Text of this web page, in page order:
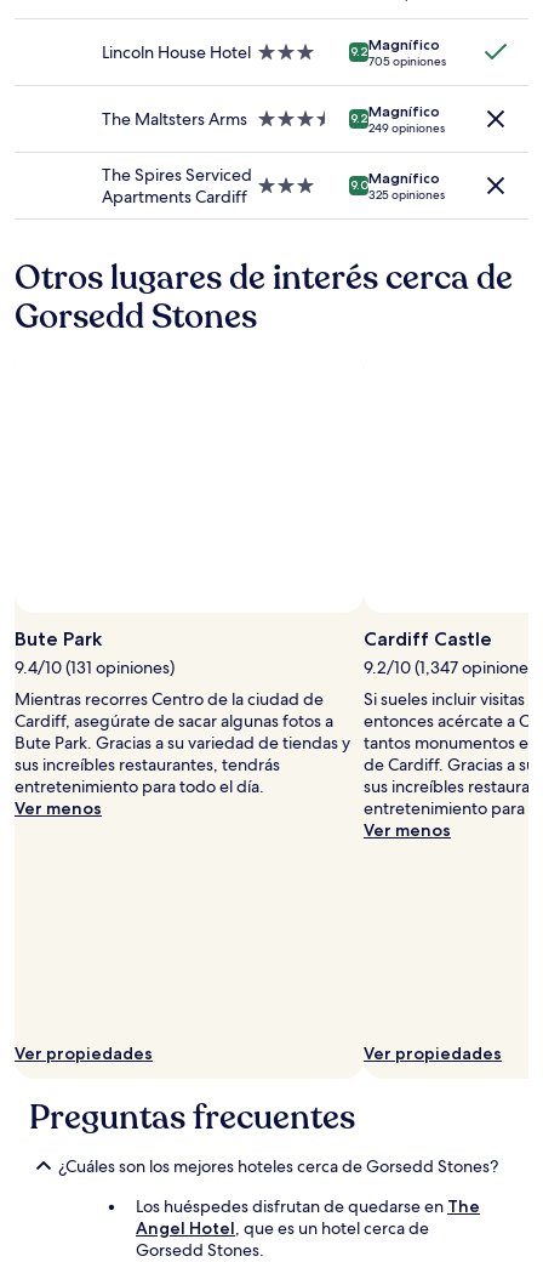
adultos.
y
disponibilidad
están
cambios.
términos
adicionales.
estrellas
Lincoln House Hotel Propiedad
estrellas
9.2Magnífico
705 opiniones
The Maltsters Arms Propiedad
estrellas
9.2Magnífico
249 opiniones
The Spires Serviced
Apartments Cardiff Propiedad
9.0Magnífico
325 opiniones
Otros lugares de interés cerca de
Gorsedd Stones
Bute Park
9.4/10 (131 opiniones)
Mientras recorres Centro de la ciudad de
Cardiff, asegúrate de sacar algunas fotos a
Bute Park. Gracias a su variedad de tiendas y
sus increíbles restaurantes, tendrás
entretenimiento para todo el día.
Ver menos
Ver propiedades
Cardiff Castle
9.2/10 (1,347 opiniones)
Si sueles incluir visitas
entonces acércate a
tantos monumentos
de Cardiff. Gracias a
sus increíbles
entretenimiento para
Ver menos
Ver propiedades
Preguntas frecuentes
¿Cuáles son los mejores hoteles cerca de Gorsedd Stones?
Los huéspedes disfrutan de quedarse en The
Angel Hotel, que es un hotel cerca de
Gorsedd Stones.